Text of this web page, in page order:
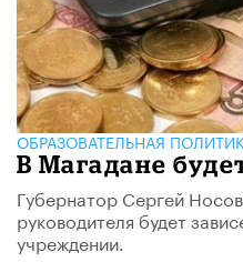
ОБРАЗОВАТЕЛЬНАЯ
В Магадане
Губернатор Сергей
руководителя будет
учреждении.